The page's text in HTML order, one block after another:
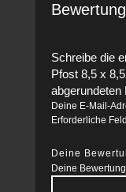
Schreibe die
Pfost 8,5 x
abgerundeten
Deine E-Mail-
Erforderliche
Deine
Deine Bewertung